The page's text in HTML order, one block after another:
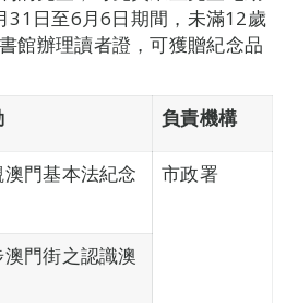
31日至6月6日期間，未滿12歲
館辦理讀者證，可獲贈紀念品
負責機構
門基本法紀念
市政署
門街之認識澳